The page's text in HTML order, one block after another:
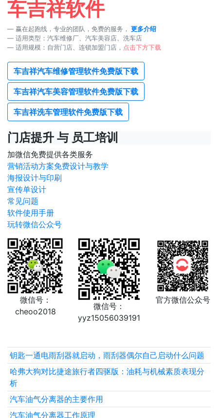
车吉祥软件
赢在起跑线，专业的团队，免费的服务， 更多介绍
适用类型：汽车维修厂、汽车美容店、洗车店
适用规模：自营门店、连锁加盟门店， 点击下方下载
车吉祥汽车维修管理软件免费版下载
车吉祥汽车美容管理软件免费版下载
车吉祥洗车管理软件免费版下载
门店提升 与 员工培训
加微信免费提供各类服务
营销活动方案免费设计与教学
海报设计与印刷
宣传单设计
常见问题
软件使用手册
玩转微信公众号
微信号：
cheoo2018
微信号：
yyz15056039191
官方微信公众号
钥匙一通电雨刮器就启动，雨刮器偶尔自己启动什么问题
哈弗大狗对比捷途旅行者四驱版：油耗与机械素质表现分
析
汽车油气分离器的主要作用
汽车油气分离器工作原理